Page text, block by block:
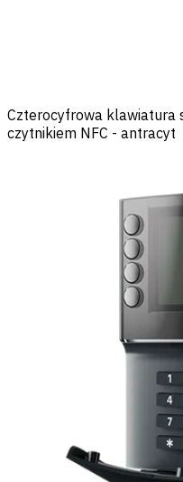
Czterocyfrowa klawiatura
czytnikiem NFC - antracyt